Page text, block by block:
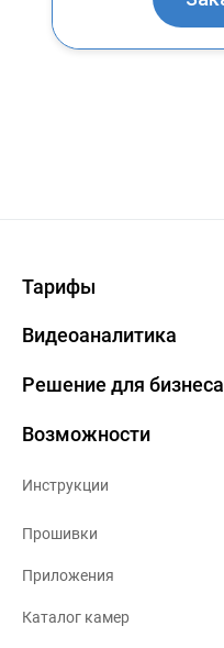
Тарифы
Видеоаналитика
Решение для бизнеса
Возможности
Инструкции
Прошивки
Приложения
Каталог камер